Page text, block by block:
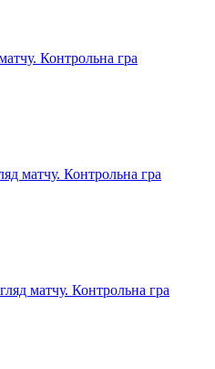
Контрольна гра
Контрольна гра
матчу. Контрольна гра